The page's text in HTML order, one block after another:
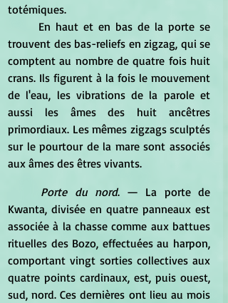
totémiques.
trouvent des bas-reliefs en zigzag, qui se
comptent au nombre de quatre fois huit
crans. Ils figurent à la fois le mouvement
de l'eau, les vibrations de la parole et
aussi les âmes des huit ancêtres
primordiaux. Les mêmes zigzags sculptés
sur le pourtour de la mare sont associés
aux âmes des êtres vivants.
Porte du nord. — La porte de
Kwanta, divisée en quatre panneaux est
associée à la chasse comme aux battues
rituelles des Bozo, effectuées au harpon,
comportant vingt sorties collectives aux
quatre points cardinaux, est, puis ouest,
sud, nord. Ces dernières ont lieu au mois